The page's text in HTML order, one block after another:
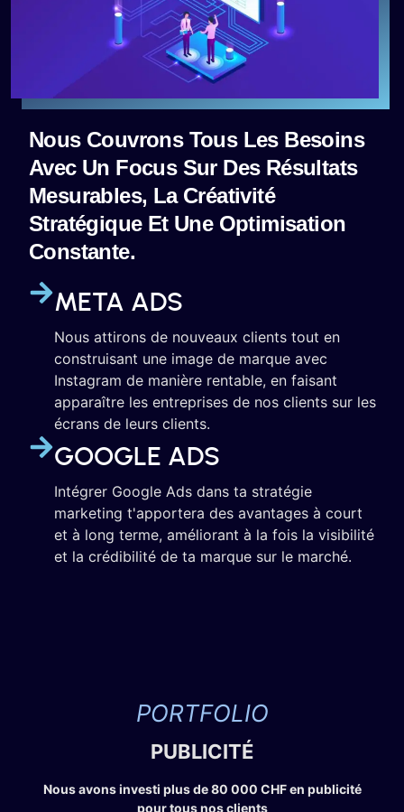
Nous Couvrons Tous Les Besoins
Avec Un Focus Sur Des Résultats
Mesurables, La Créativité
Stratégique Et Une Optimisation
Constante.
META ADS
Nous attirons de nouveaux clients tout en
construisant une image de marque avec
Instagram de manière rentable, en faisant
apparaître les entreprises de nos clients sur les
écrans de leurs clients.
GOOGLE ADS
Intégrer Google Ads dans ta stratégie
marketing t'apportera des avantages à court
et à long terme, améliorant à la fois la visibilité
et la crédibilité de ta marque sur le marché.
PORTFOLIO
PUBLICITÉ
Nous avons investi plus de 80 000 CHF en publicité
pour tous nos clients